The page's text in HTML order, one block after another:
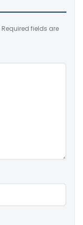
Required fields are